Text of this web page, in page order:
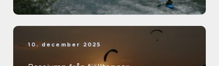
10. december 2025